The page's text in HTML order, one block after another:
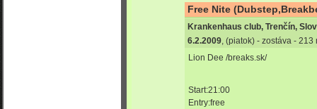
Free Nite
Krankenhaus club, Trenčín,
6.2.2009, (piatok) - zostáva - 213
Lion Dee /breaks.sk/
Start:21:00
Entry:free